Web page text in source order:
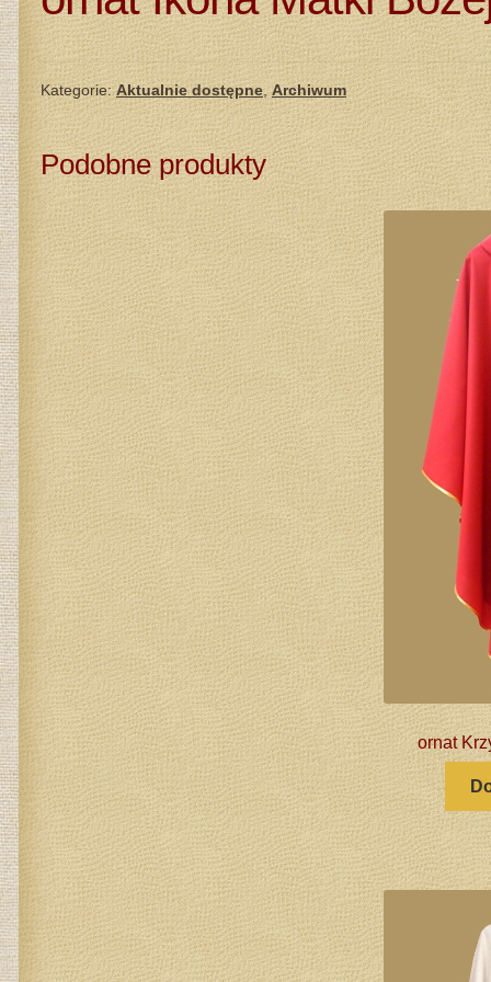
Kategorie:Aktualnie dostępne,Archiwum
Podobne produkty
ornat